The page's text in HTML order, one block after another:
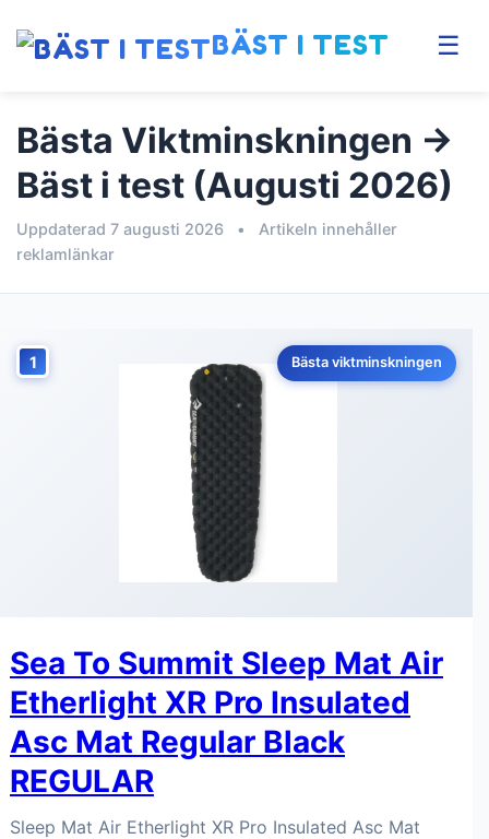
BÄST I TEST ☰
Bästa Viktminskningen →
Bäst i test (Augusti 2026)
Uppdaterad 7 augusti 2026 •
Artikeln innehåller
reklamlänkar
1 Bästa viktminskningen
Sea To Summit Sleep Mat Air
Etherlight XR Pro Insulated
Asc Mat Regular Black
REGULAR
Sleep Mat Air Etherlight XR Pro Insulated Asc Mat